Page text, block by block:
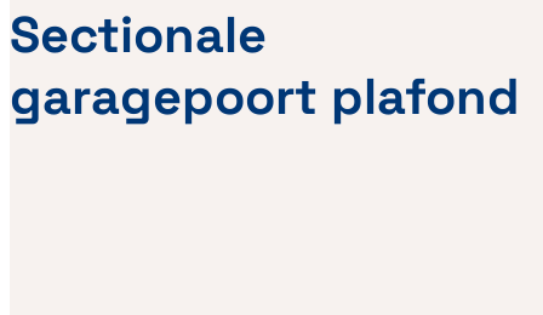
Sectionale
garagepoort plafond